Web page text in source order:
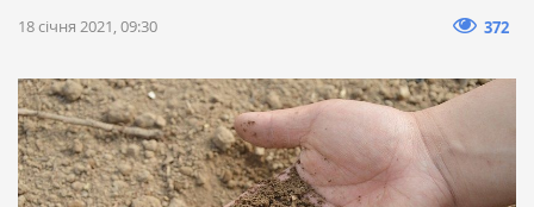
18 січня 2021, 09:30 372